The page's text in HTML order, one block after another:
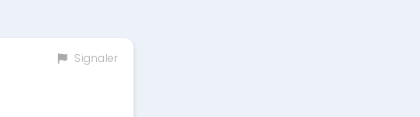
Signaler